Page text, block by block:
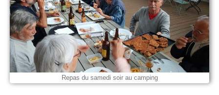
Repas du samedi soir au camping